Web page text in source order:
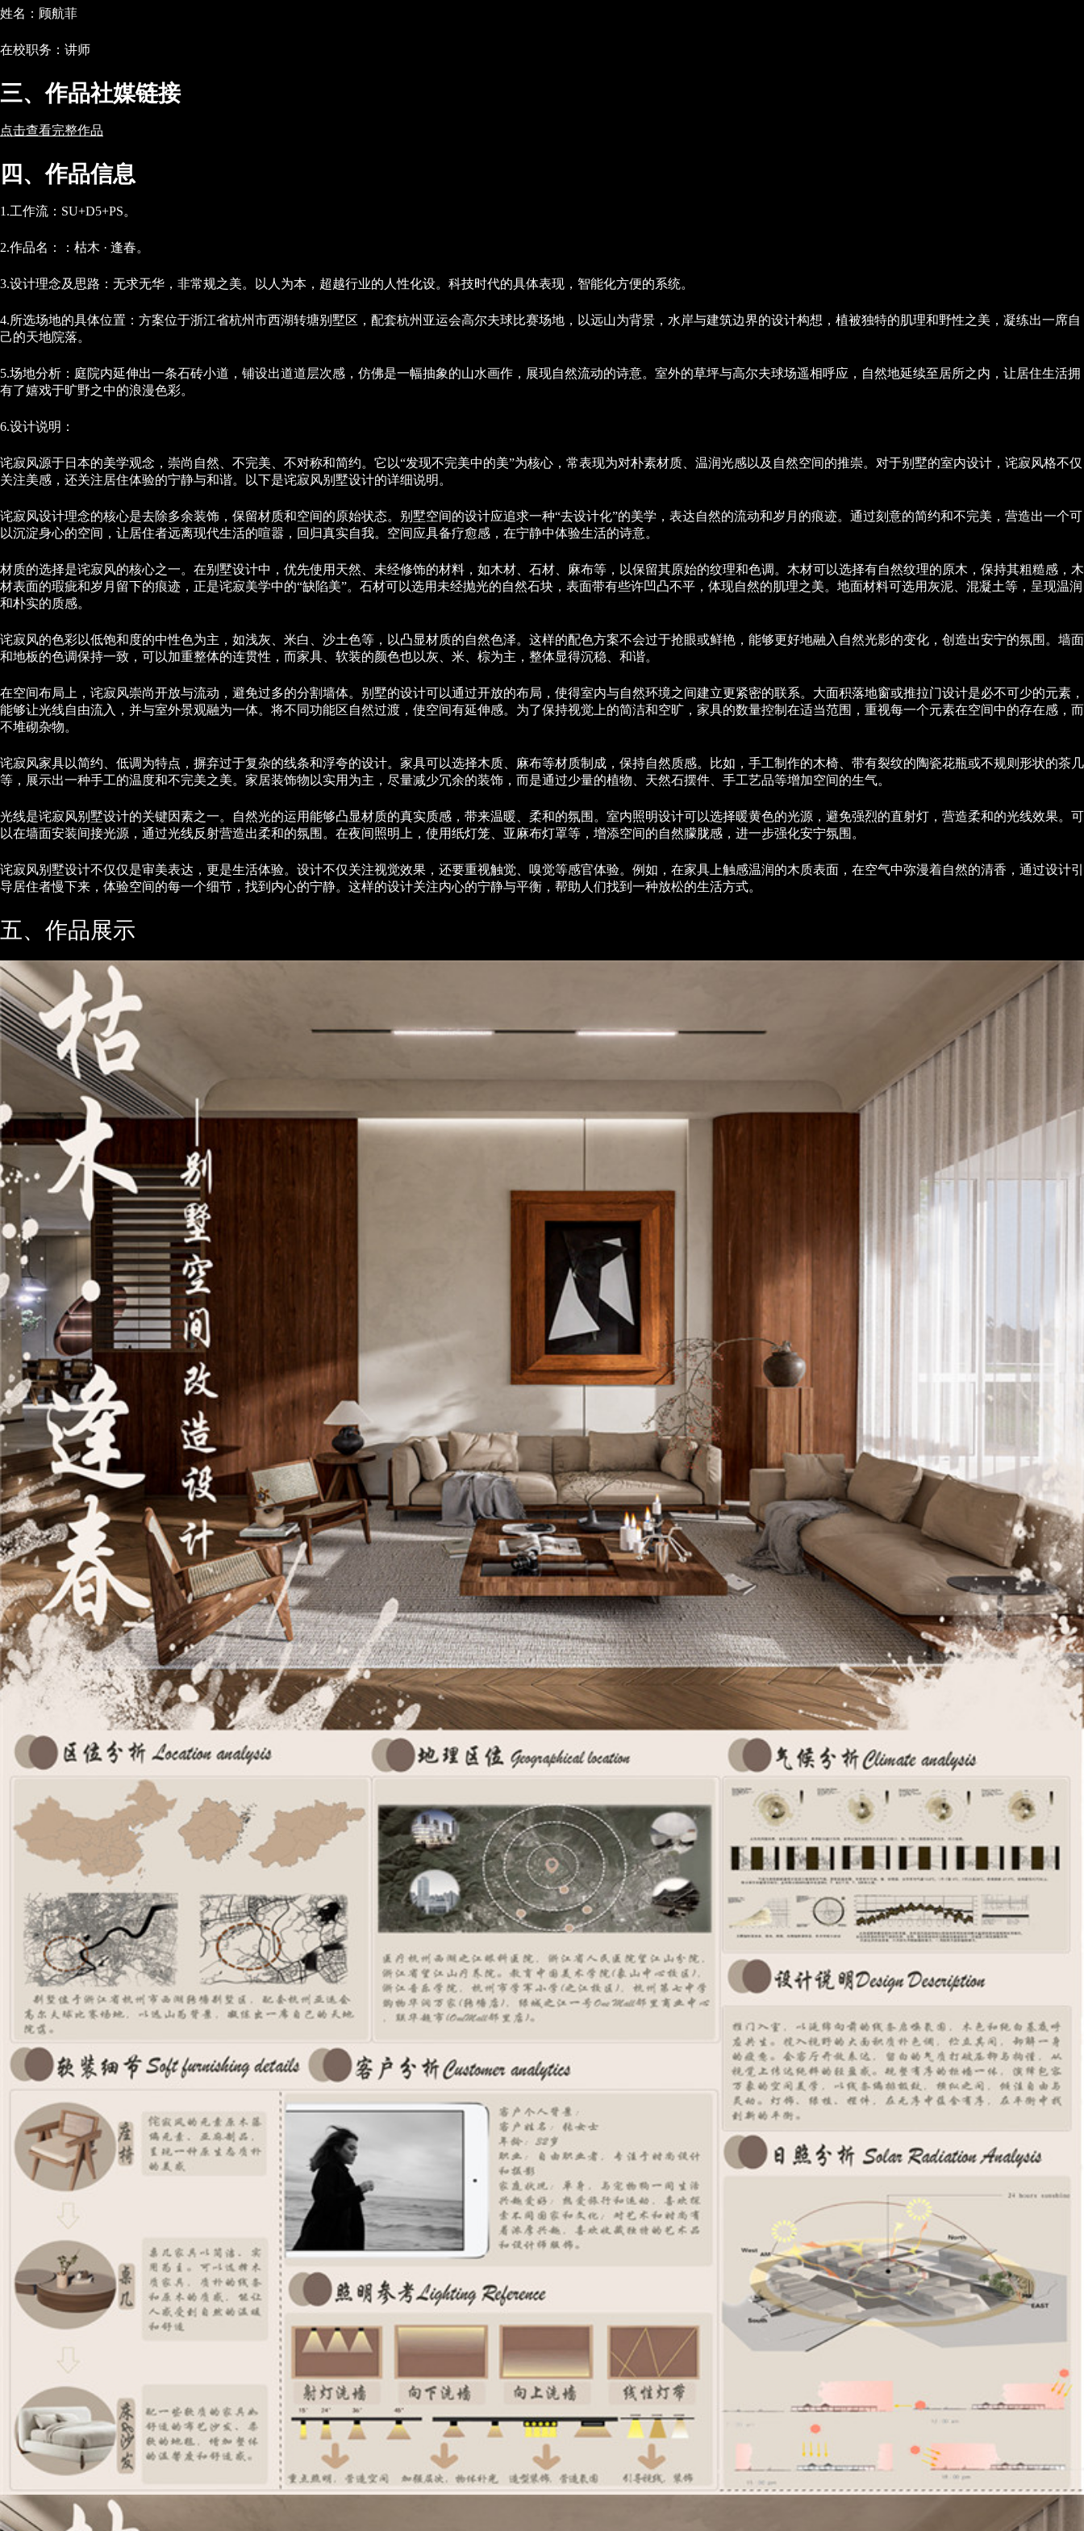
姓名：顾航菲
在校职务：讲师
三、作品社媒链接
点击查看完整作品
四、作品信息
1.工作流：SU+D5+PS。
2.作品名：：枯木 · 逢春。
3.设计理念及思路：无求无华，非常规之美。以人为本，超越行业的人性化设。科技时代的具体表现，智能化方便的系统。
4.所选场地的具体位置：方案位于浙江省杭州市西湖转塘别墅区，配套杭州亚运会高尔夫球比赛场地，以远山为背景，水岸与建筑边界的设计构想，植被独特的肌理和野性之美，凝练出一席自
己的天地院落。
5.场地分析：庭院内延伸出一条石砖小道，铺设出道道层次感，仿佛是一幅抽象的山水画作，展现自然流动的诗意。室外的草坪与高尔夫球场遥相呼应，自然地延续至居所之内，让居住生活拥
有了嬉戏于旷野之中的浪漫色彩。
6.设计说明：
诧寂风源于日本的美学观念，崇尚自然、不完美、不对称和简约。它以“发现不完美中的美”为核心，常表现为对朴素材质、温润光感以及自然空间的推崇。对于别墅的室内设计，诧寂风格不仅
关注美感，还关注居住体验的宁静与和谐。以下是诧寂风别墅设计的详细说明。
诧寂风设计理念的核心是去除多余装饰，保留材质和空间的原始状态。别墅空间的设计应追求一种“去设计化”的美学，表达自然的流动和岁月的痕迹。通过刻意的简约和不完美，营造出一个可
以沉淀身心的空间，让居住者远离现代生活的喧嚣，回归真实自我。空间应具备疗愈感，在宁静中体验生活的诗意。
材质的选择是诧寂风的核心之一。在别墅设计中，优先使用天然、未经修饰的材料，如木材、石材、麻布等，以保留其原始的纹理和色调。木材可以选择有自然纹理的原木，保持其粗糙感，木
材表面的瑕疵和岁月留下的痕迹，正是诧寂美学中的“缺陷美”。石材可以选用未经抛光的自然石块，表面带有些许凹凸不平，体现自然的肌理之美。地面材料可选用灰泥、混凝土等，呈现温润
和朴实的质感。
诧寂风的色彩以低饱和度的中性色为主，如浅灰、米白、沙土色等，以凸显材质的自然色泽。这样的配色方案不会过于抢眼或鲜艳，能够更好地融入自然光影的变化，创造出安宁的氛围。墙面
和地板的色调保持一致，可以加重整体的连贯性，而家具、软装的颜色也以灰、米、棕为主，整体显得沉稳、和谐。
在空间布局上，诧寂风崇尚开放与流动，避免过多的分割墙体。别墅的设计可以通过开放的布局，使得室内与自然环境之间建立更紧密的联系。大面积落地窗或推拉门设计是必不可少的元素，
能够让光线自由流入，并与室外景观融为一体。将不同功能区自然过渡，使空间有延伸感。为了保持视觉上的简洁和空旷，家具的数量控制在适当范围，重视每一个元素在空间中的存在感，而
不堆砌杂物。
诧寂风家具以简约、低调为特点，摒弃过于复杂的线条和浮夸的设计。家具可以选择木质、麻布等材质制成，保持自然质感。比如，手工制作的木椅、带有裂纹的陶瓷花瓶或不规则形状的茶几
等，展示出一种手工的温度和不完美之美。家居装饰物以实用为主，尽量减少冗余的装饰，而是通过少量的植物、天然石摆件、手工艺品等增加空间的生气。
光线是诧寂风别墅设计的关键因素之一。自然光的运用能够凸显材质的真实质感，带来温暖、柔和的氛围。室内照明设计可以选择暖黄色的光源，避免强烈的直射灯，营造柔和的光线效果。可
以在墙面安装间接光源，通过光线反射营造出柔和的氛围。在夜间照明上，使用纸灯笼、亚麻布灯罩等，增添空间的自然朦胧感，进一步强化安宁氛围。
诧寂风别墅设计不仅仅是审美表达，更是生活体验。设计不仅关注视觉效果，还要重视触觉、嗅觉等感官体验。例如，在家具上触感温润的木质表面，在空气中弥漫着自然的清香，通过设计引
导居住者慢下来，体验空间的每一个细节，找到内心的宁静。这样的设计关注内心的宁静与平衡，帮助人们找到一种放松的生活方式。
五、作品展示